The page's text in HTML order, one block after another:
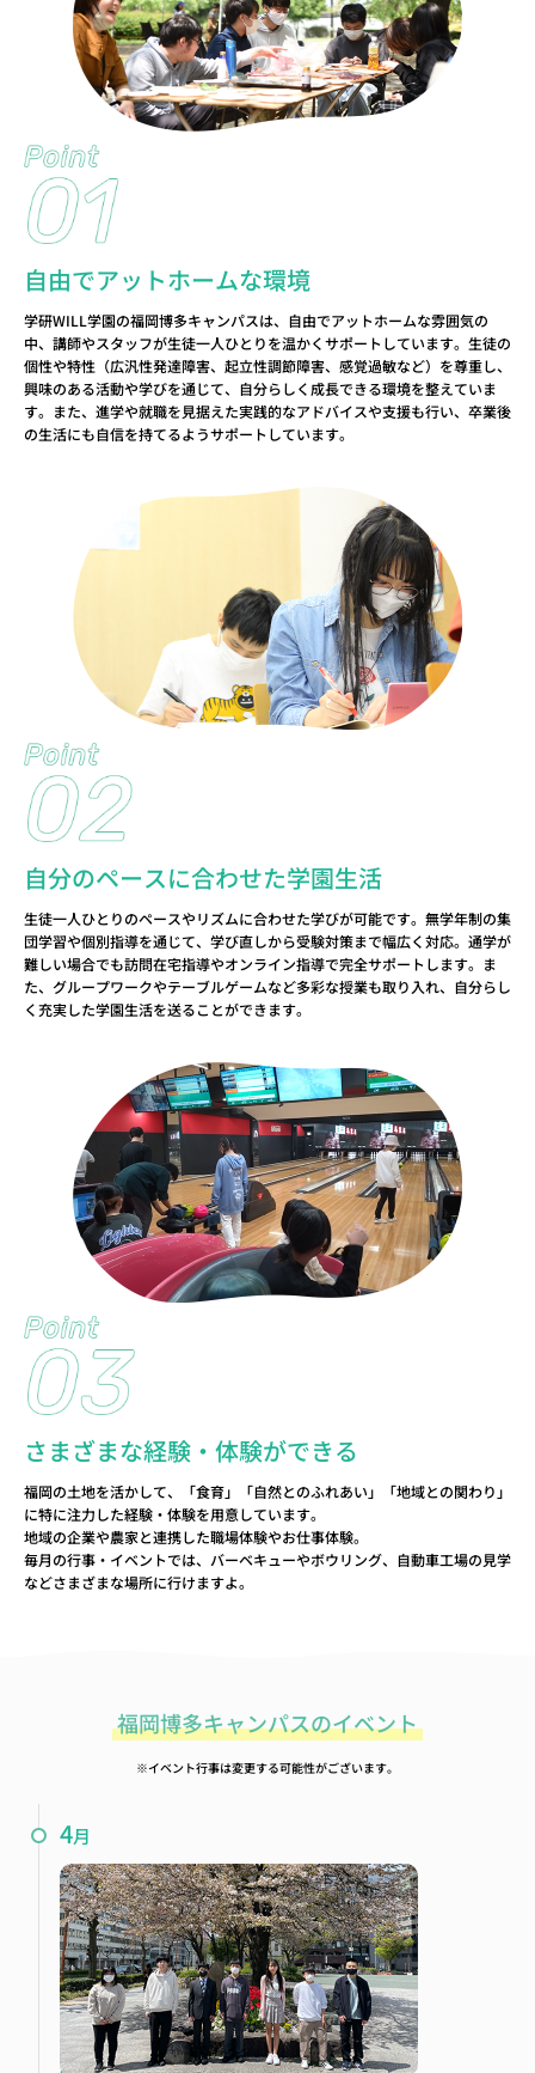
自由でアットホームな環境
学研WILL学園の福岡博多キャンパスは、自由でアットホームな雰囲気の
中、講師やスタッフが生徒一人ひとりを温かくサポートしています。生徒の
個性や特性（広汎性発達障害、起立性調節障害、感覚過敏など）を尊重し、
興味のある活動や学びを通じて、自分らしく成長できる環境を整えていま
す。また、進学や就職を見据えた実践的なアドバイスや支援も行い、卒業後
の生活にも自信を持てるようサポートしています。
自分のペースに合わせた学園生活
生徒一人ひとりのペースやリズムに合わせた学びが可能です。無学年制の集
団学習や個別指導を通じて、学び直しから受験対策まで幅広く対応。通学が
難しい場合でも訪問在宅指導やオンライン指導で完全サポートします。ま
た、グループワークやテーブルゲームなど多彩な授業も取り入れ、自分らし
く充実した学園生活を送ることができます。
さまざまな経験・体験ができる
福岡の土地を活かして、「食育」「自然とのふれあい」「地域との関わり」
に特に注力した経験・体験を用意しています。
地域の企業や農家と連携した職場体験やお仕事体験。
毎月の行事・イベントでは、バーベキューやボウリング、自動車工場の見学
などさまざまな場所に行けますよ。
福岡博多キャンパスのイベント
※イベント行事は変更する可能性がございます。
4月
新入生歓迎会